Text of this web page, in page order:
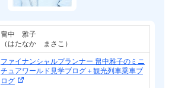
畠中 雅子
（はたなか まさこ）
ファイナンシャルプランナー 畠中雅子のミニ
チュアワールド見学ブログ＋観光列車乗車ブ
ログ